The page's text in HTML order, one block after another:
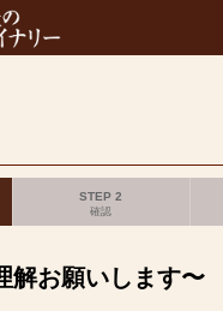
STEP 2
確認
解お願いします〜